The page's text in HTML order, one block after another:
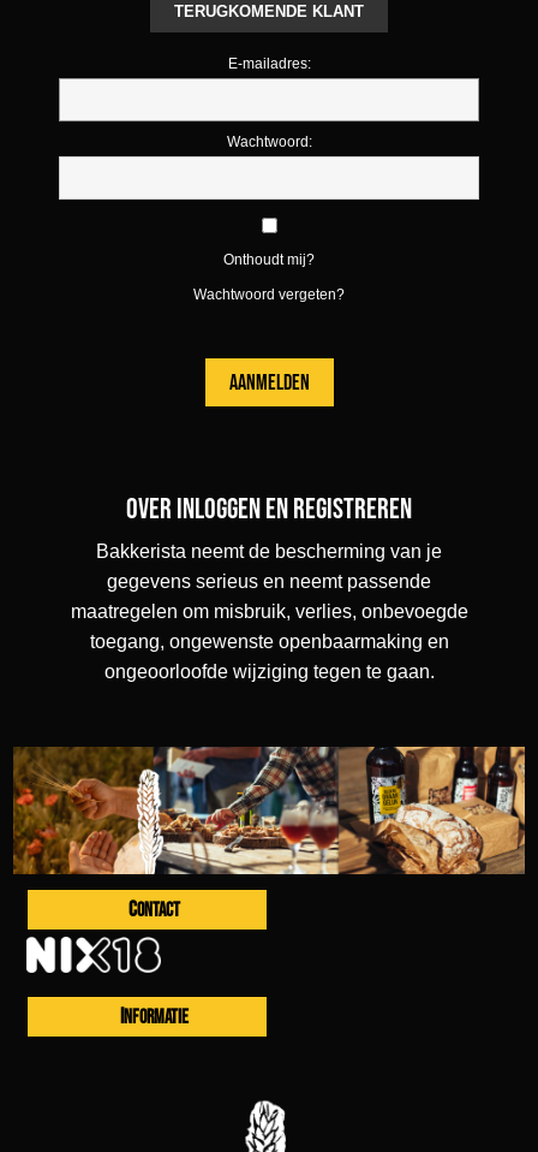
TERUGKOMENDE KLANT
E-mailadres:
Wachtwoord:
Onthoudt mij?
Wachtwoord vergeten?
Over inloggen en registreren
Bakkerista neemt de bescherming van je
gegevens serieus en neemt passende
maatregelen om misbruik, verlies, onbevoegde
toegang, ongewenste openbaarmaking en
ongeoorloofde wijziging tegen te gaan.
CONTACT
INFORMATIE